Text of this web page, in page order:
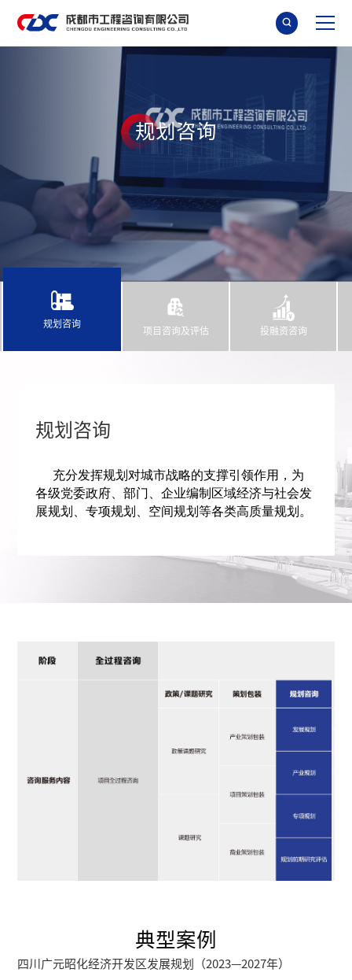

规划咨询
规划咨询
项目咨询及评估 投融资咨询
规划咨询
充分发挥规划对城市战略的支撑引领作用，为
各级党委政府、部门、企业编制区域经济与社会发
展规划、专项规划、空间规划等各类高质量规划。
典型案例
四川广元昭化经济开发区发展规划（2023—2027年）